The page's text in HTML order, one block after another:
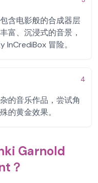
含电影般的合成器层
富、沉浸式的音景，
冒险。
4
的音乐作品，尝试角
的黄金效果。
Garnold
？